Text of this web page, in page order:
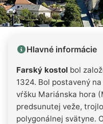
Hlavné informácie
Farský kostol bol
1324. Bol postavený
vŕšku Mariánska hora
predsunutej veže,
polygonálnej svätyne.